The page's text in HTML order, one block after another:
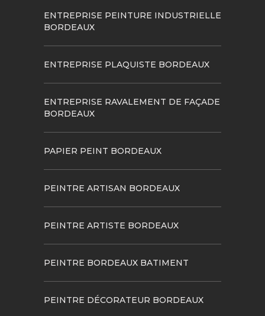
ENTREPRISE PEINTURE INDUSTRIELLE
BORDEAUX
ENTREPRISE PLAQUISTE BORDEAUX
ENTREPRISE RAVALEMENT DE FAÇADE
BORDEAUX
PAPIER PEINT BORDEAUX
PEINTRE ARTISAN BORDEAUX
PEINTRE ARTISTE BORDEAUX
PEINTRE BORDEAUX BATIMENT
PEINTRE DÉCORATEUR BORDEAUX